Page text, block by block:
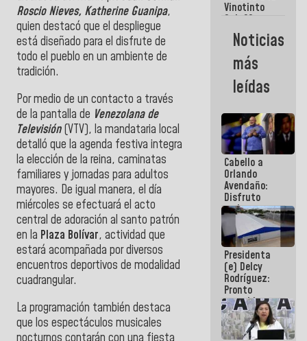
Roscio Nieves, Katherine Guanipa,
quien destacó que el despliegue
está diseñado para el disfrute de
todo el pueblo en un ambiente de
tradición.
Por medio de un contacto a través
de la pantalla de Venezolana de
Televisión(VTV), la mandataria local
detalló que la agenda festiva integra
la elección de la reina, caminatas
familiares y jornadas para adultos
mayores. De igual manera, el día
miércoles se efectuará el acto
central de adoración al santo patrón
en la Plaza Bolívar, actividad que
estará acompañada por diversos
encuentros deportivos de modalidad
cuadrangular.
La programación también destaca
que los espectáculos musicales
Maiquetía
Vinotinto
Sub 20
campeona
frente
México Sub
23 en los
Centroamericanos
Noticias
más
leídas
Cabello a
Orlando
Avendaño:
Disfruto
cada vez
que escribes
porque lo
que haces
es
embarrarla
Presidenta
(e) Delcy
Rodríguez:
Pronto
restableceremos
las
operaciones
en el